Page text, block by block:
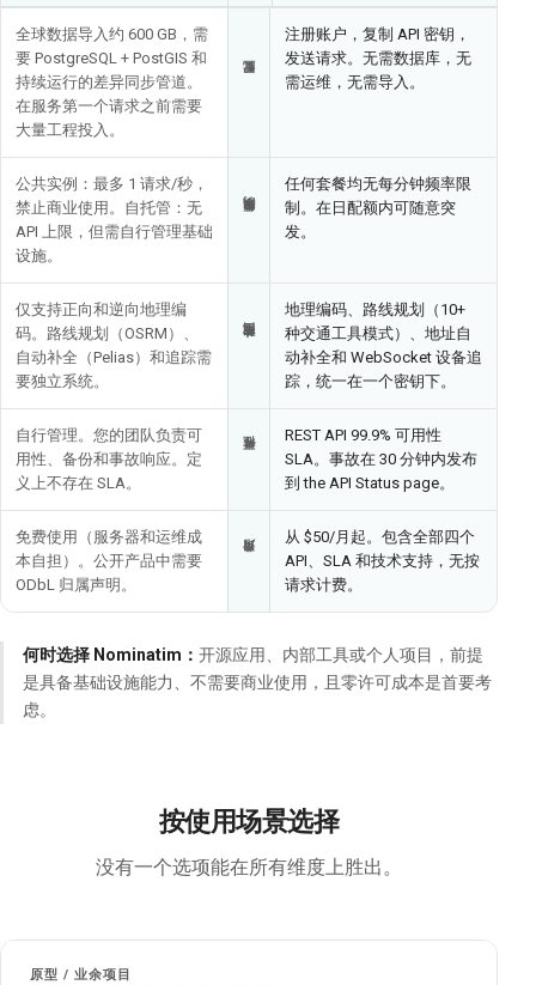
全球数据导入约 600 GB，需
要 PostgreSQL + PostGIS 和
持续运行的差异同步管道。
在服务第一个请求之前需要
大量工程投入。
注册账户，复制 API 密钥，
发送请求。无需数据库，无
需运维，无需导入。
公共实例：最多 1 请求/秒，
禁止商业使用。自托管：无
API 上限，但需自行管理基础
设施。
任何套餐均无每分钟频率限
制。在日配额内可随意突
发。
仅支持正向和逆向地理编
码。路线规划（OSRM）、
自动补全（Pelias）和追踪需
要独立系统。
地理编码、路线规划（10+
种交通工具模式）、地址自
动补全和 WebSocket 设备追
踪，统一在一个密钥下。
自行管理。您的团队负责可
用性、备份和事故响应。定
义上不存在 SLA。
REST API 99.9% 可用性
SLA。事故在 30 分钟内发布
到 the API Status page。
免费使用（服务器和运维成
本自担）。公开产品中需要
ODbL 归属声明。
从 $50/月起。包含全部四个
API、SLA 和技术支持，无按
请求计费。
何时选择 Nominatim： 开源应用、内部工具或个人项目，前提
是具备基础设施能力、不需要商业使用，且零许可成本是首要考
虑。
按使用场景选择
没有一个选项能在所有维度上胜出。
原型 / 业余项目